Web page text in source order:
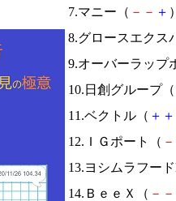
7.マニー（ － － ＋
8.グロースエクス
9.オーバーラップ
10.日創グループ（
11.ベクトル（ ＋ ＋
12.ＩＧポート（ －
13.ヨシムラフー
14.ＢｅｅＸ（ － －